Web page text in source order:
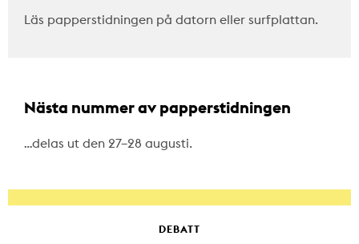
Läs papperstidningen på datorn eller surfplattan.
Nästa nummer av papperstidningen
…delas ut den 27–28 augusti.
DEBATT